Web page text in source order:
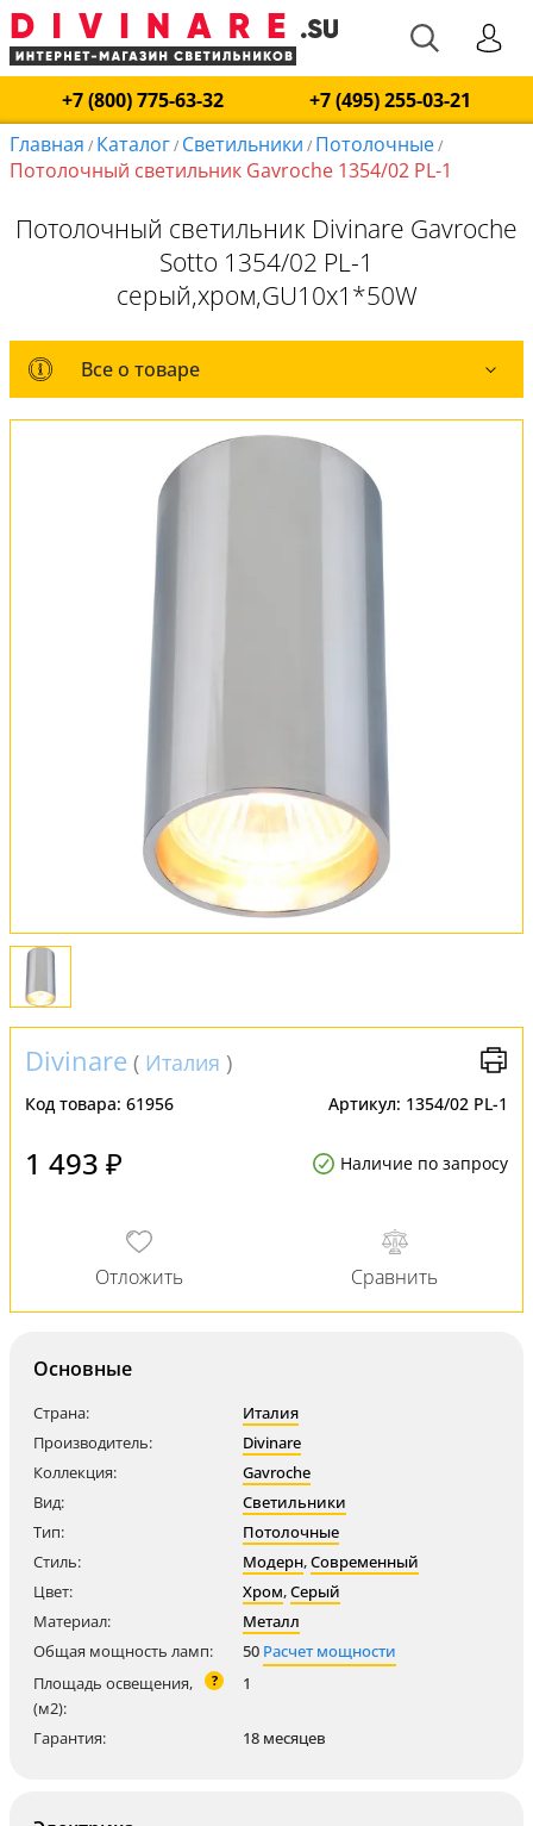
+7 (800) 775-63-32
+7 (495) 255-03-21
Главная / Каталог/ Светильники / Потолочные/
Потолочный светильник Gavroche 1354/02 PL-1
Потолочный светильник Divinare Gavroche
Sotto 1354/02 PL-1
серый,хром,GU10x1*50W
Все о товаре
Все о товаре
Комплект лампочек
Вся коллекция
Оплата и доставка
Обмен и возврат
Установка
Отзывы
Divinare ( Италия )
Код товара: 61956 Артикул: 1354/02 PL-1
1 493 ₽ Наличие по запросу
Основные
Страна:
Италия
Производитель:
Divinare
Коллекция:
Gavroche
Вид:
Светильники
Тип:
Потолочные
Стиль:
Модерн,Современный
Цвет:
Хром,Серый
Материал:
Металл
Общая мощность ламп:
50 Расчет мощности
Площадь освещения,
(м2):
? 1
Гарантия: 18 месяцев